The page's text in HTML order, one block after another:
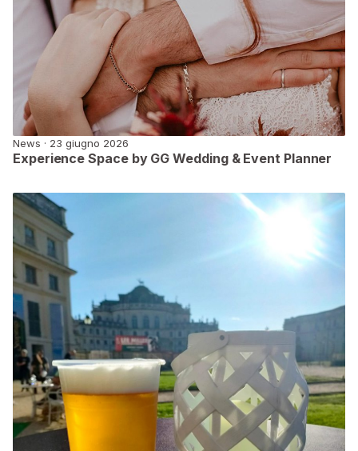
News · 23 giugno 2026
Experience Space by GG Wedding & Event Planner